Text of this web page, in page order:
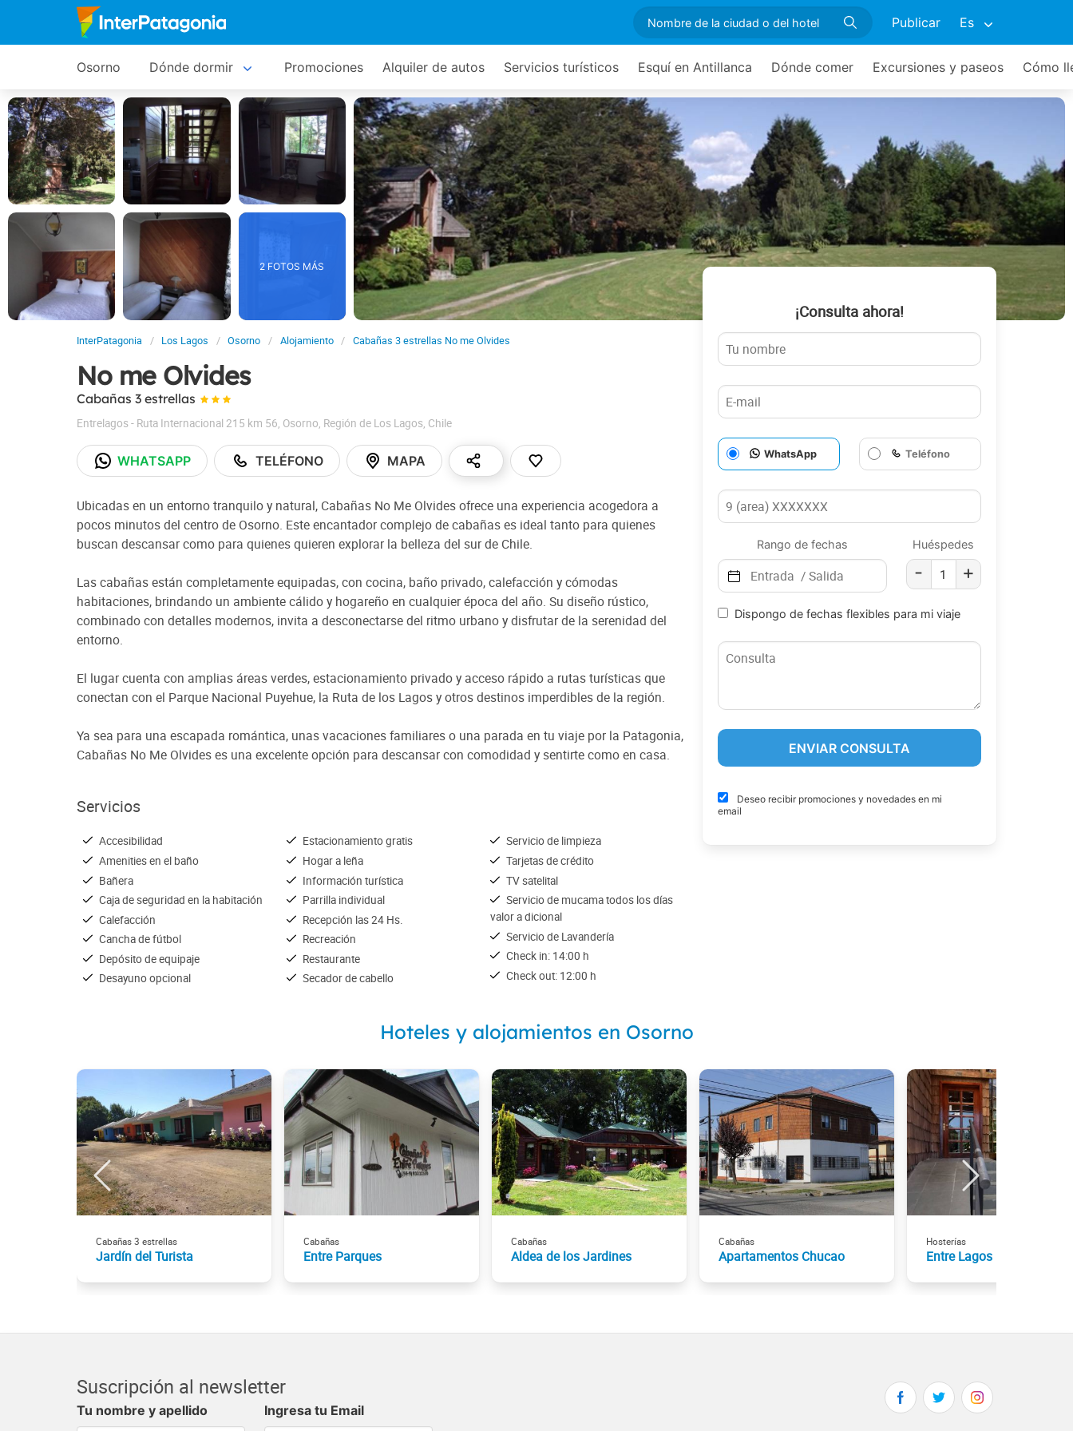
Publicar Es
Osorno Dónde dormir Promociones Alquiler de autos Servicios turísticos Esquí en Antillanca Dónde comer Excursiones y paseos Cómo
2 FOTOS MÁS
InterPatagonia Los Lagos Osorno Alojamiento Cabañas 3 estrellas No me Olvides
No me Olvides
Cabañas 3 estrellas
Entrelagos - Ruta Internacional 215 km 56, Osorno, Región de Los Lagos, Chile
WHATSAPP TELÉFONO MAPA
Ubicadas en un entorno tranquilo y natural, Cabañas No Me Olvides ofrece una experiencia acogedora a
pocos minutos del centro de Osorno. Este encantador complejo de cabañas es ideal tanto para quienes
buscan descansar como para quienes quieren explorar la belleza del sur de Chile.
Las cabañas están completamente equipadas, con cocina, baño privado, calefacción y cómodas
habitaciones, brindando un ambiente cálido y hogareño en cualquier época del año. Su diseño rústico,
combinado con detalles modernos, invita a desconectarse del ritmo urbano y disfrutar de la serenidad del
entorno.
El lugar cuenta con amplias áreas verdes, estacionamiento privado y acceso rápido a rutas turísticas que
conectan con el Parque Nacional Puyehue, la Ruta de los Lagos y otros destinos imperdibles de la región.
Ya sea para una escapada romántica, unas vacaciones familiares o una parada en tu viaje por la Patagonia,
Cabañas No Me Olvides es una excelente opción para descansar con comodidad y sentirte como en casa.
Servicios
Accesibilidad
Amenities en el baño
Bañera
Caja de seguridad en la habitación
Calefacción
Cancha de fútbol
Depósito de equipaje
Desayuno opcional
Estacionamiento gratis
Hogar a leña
Información turística
Parrilla individual
Recepción las 24 Hs.
Recreación
Restaurante
Secador de cabello
Servicio de limpieza
Tarjetas de crédito
TV satelital
Servicio de mucama todos los días
valor a dicional
Servicio de Lavandería
Check in: 14:00 h
Check out: 12:00 h
¡Consulta ahora!
WhatsApp Teléfono
Rango de fechas Huéspedes
- +
Dispongo de fechas flexibles para mi viaje
Deseo recibir promociones y novedades en mi
email
Hoteles y alojamientos en Osorno
Cabañas 3 estrellas
Jardín del Turista
Cabañas
Entre Parques
Cabañas
Aldea de los Jardines
Cabañas
Apartamentos Chucao
Hosterías
Entre Lagos
Suscripción al newsletter
Tu nombre y apellido Ingresa tu Email